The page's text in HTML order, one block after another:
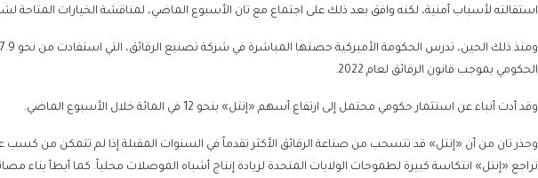
استقالته لأسباب أمنية، لكنه وافق بعد ذلك على اجتماع مع تان الأسبوع الماضي، لمناقشة الخيارات المتاحة
الحكومي بموجب قانون الرقائق لعام 2022.
وقد أدت أنباء عن استثمار حكومي محتمل إلى ارتفاع أسهم «إنتل» بنحو 12 في المائة خلال الأسبوع الماضي.
وحذر تان من أن «إنتل» قد تنسحب من صناعة الرقائق الأكثر تقدماً في السنوات المقبلة إذا لم تتمكن من كسب
تراجع «إنتل» انتكاسة كبيرة لطموحات الولايات المتحدة لزيادة إنتاج أشباه الموصلات محلياً. كما أبطأ بناء